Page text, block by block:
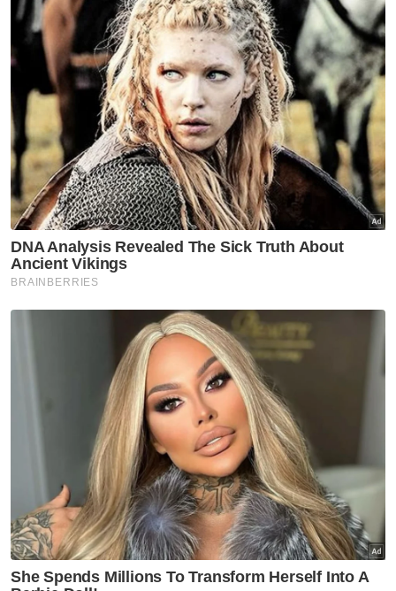
Artikel Disyorkan
Semasa
Pelajar kolej lemas ketika
mandi-manda bersama
sembilan rakan
Semasa
Ismail Sabri didakwa esok di
Mahkamah Sesyen Kuala
Lumpur
Semasa
taksiran tambahan cukai
RM313.8 juta terhadap Na'imah
Semasa
Jolok kelapa guna galah besi
punca tiga polis maut terkena
renjatan elektrik